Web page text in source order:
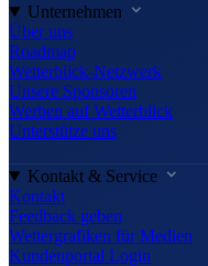
Unternehmen
Über uns
Roadmap
Wetterblick-Netzwerk
Unsere Sponsoren
Werben auf Wetterblick
Unterstütze uns
Kontakt & Service
Kontakt
Feedback geben
Wettergrafiken für Medien
Kundenportal Login